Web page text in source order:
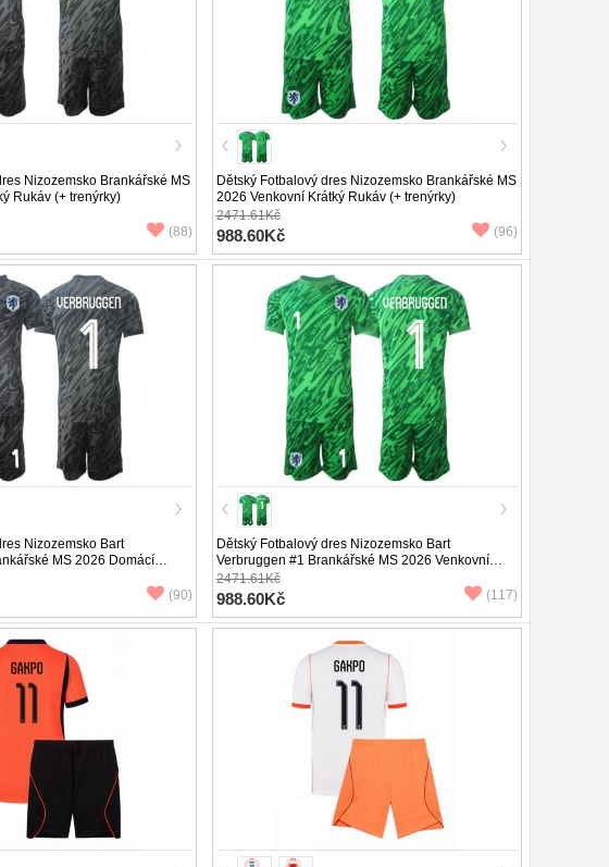
Nizozemsko Brankářské MS
Rukáv (+ trenýrky)
(88)
Dětský Fotbalový dres Nizozemsko Brankářské MS
2026 Venkovní Krátký Rukáv (+ trenýrky)
2471.61Kč
988.60Kč (96)
Nizozemsko Bart
MS 2026 Domácí
(90)
Dětský Fotbalový dres Nizozemsko Bart
Verbruggen #1 Brankářské MS 2026 Venkovní
Krátký Rukáv (+ trenýrky)
2471.61Kč
988.60Kč (117)